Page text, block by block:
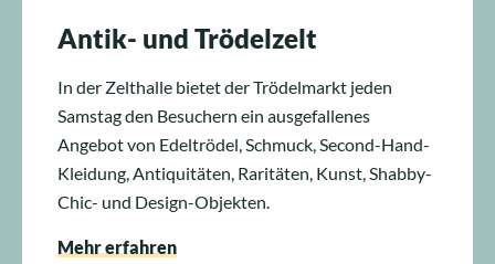
Antik- und Trödelzelt
In der Zelthalle bietet der Trödelmarkt jeden
Samstag den Besuchern ein ausgefallenes
Angebot von Edeltrödel, Schmuck, Second-Hand-
Kleidung, Antiquitäten, Raritäten, Kunst, Shabby-
Chic- und Design-Objekten.
Mehr erfahren